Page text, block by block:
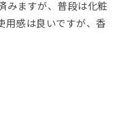
みますが、普段は化粧
用感は良いですが、香